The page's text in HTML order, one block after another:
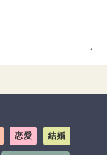
恋愛 結婚